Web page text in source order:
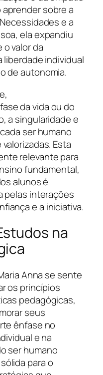
aprender sobre a
e a
ela expandiu
valor da
liberdade individual
de autonomia.
da vida ou do
a singularidade e
ser humano
Esta
relevante para
fundamental,
alunos é
pelas interações
e a iniciativa.
na
Anna se sente
os princípios
pedagógicas,
seus
ênfase no
e na
ser humano
para o